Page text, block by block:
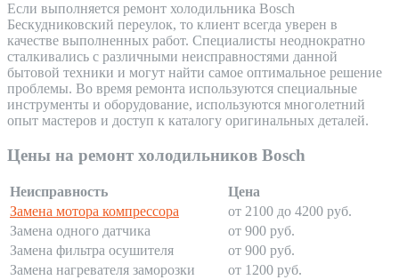
Если выполняется ремонт холодильника Bosch
Бескудниковский переулок, то клиент всегда уверен в
качестве выполненных работ. Специалисты неоднократно
сталкивались с различными неисправностями данной
бытовой техники и могут найти самое оптимальное решение
проблемы. Во время ремонта используются специальные
инструменты и оборудование, используются многолетний
опыт мастеров и доступ к каталогу оригинальных деталей.
Цены на ремонт холодильников Bosch
Неисправность
Цена
Замена мотора компрессора
от 2100 до 4200 руб.
Замена одного датчика
от 900 руб.
Замена фильтра осушителя
от 900 руб.
Замена нагревателя заморозки
от 1200 руб.